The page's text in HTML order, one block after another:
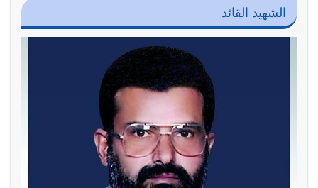
الشهيد القائد